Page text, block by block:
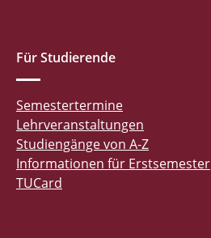
Für Studierende
Semestertermine
Lehrveranstaltungen
Studiengänge von A-Z
Informationen für Erstsemester
TUCard